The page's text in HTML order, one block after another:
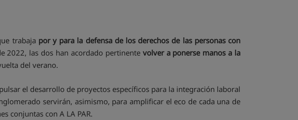
trabaja por y para la defensa de los derechos de las personas con
2022, las dos han acordado pertinente volver a ponerse manos a la
del verano.
el desarrollo de proyectos específicos para la integración laboral
servirán, asimismo, para amplificar el eco de cada una de
conjuntas con A LA PAR.